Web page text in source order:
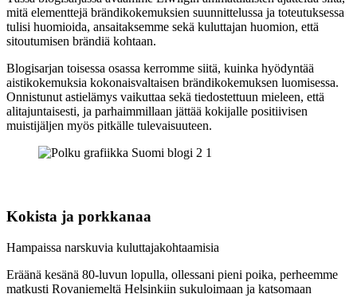
mitä elementtejä brändikokemuksien suunnittelussa ja toteutuksessa
tulisi huomioida, ansaitaksemme sekä kuluttajan huomion, että
sitoutumisen brändiä kohtaan.
Blogisarjan toisessa osassa kerromme siitä, kuinka hyödyntää
aistikokemuksia kokonaisvaltaisen brändikokemuksen luomisessa.
Onnistunut astielämys vaikuttaa sekä tiedostettuun mieleen, että
alitajuntaisesti, ja parhaimmillaan jättää kokijalle positiivisen
muistijäljen myös pitkälle tulevaisuuteen.
Kokista ja porkkanaa
Hampaissa narskuvia kuluttajakohtaamisia
Eräänä kesänä 80-luvun lopulla, ollessani pieni poika, perheemme
matkusti Rovaniemeltä Helsinkiin sukuloimaan ja katsomaan